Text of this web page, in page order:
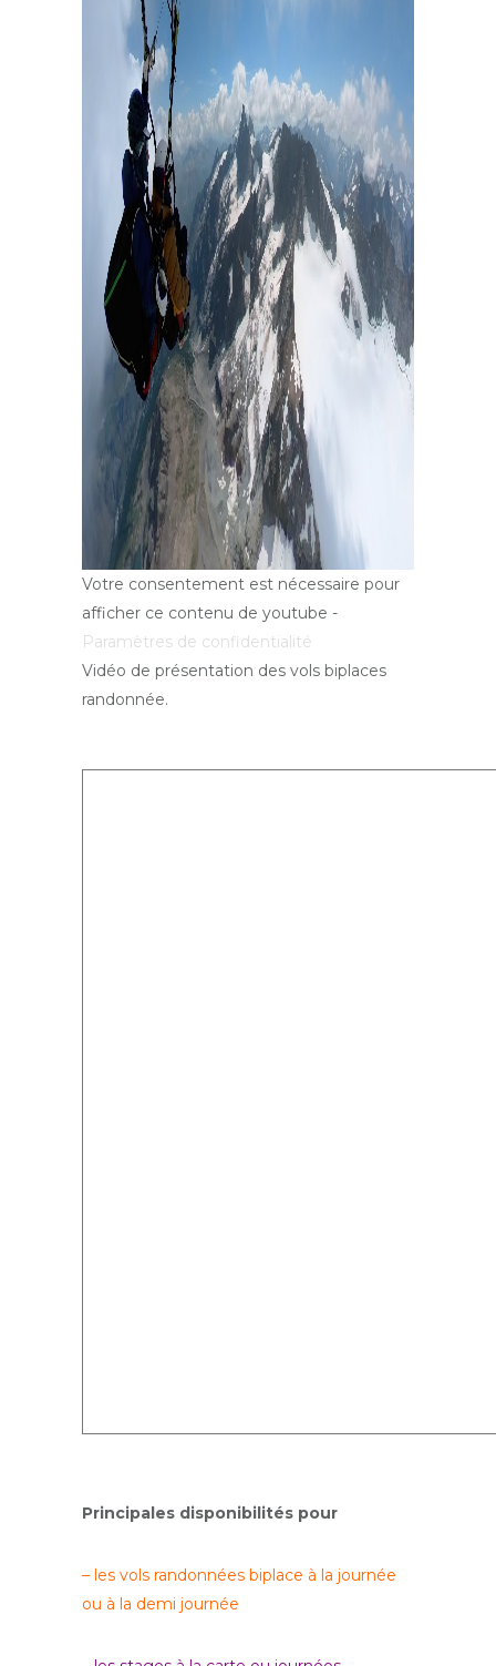
Votre consentement est nécessaire pour
afficher ce contenu de youtube -
Paramètres de confidentialité
Vidéo de présentation des vols biplaces
randonnée.
Principales disponibilités pour
– les vols randonnées biplace à la journée
ou à la demi journée